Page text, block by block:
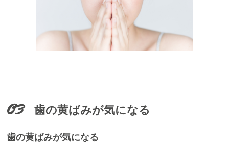
03 歯の黄ばみが気になる
歯の黄ばみが気になる